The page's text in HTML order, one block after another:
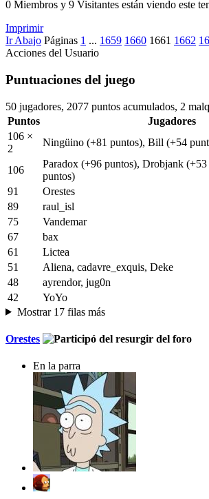
0 Miembros y 9 Visitantes están viendo este
Imprimir
Ir Abajo Páginas 1 ... 1659 1660 1661 1662
Acciones del Usuario
Puntuaciones del juego
50 jugadores, 2077 puntos acumulados, 2
Puntos
Jugadores
106 ×
2
Ningüino (+81 puntos), Bill (+54
106
Paradox (+96 puntos), Drobjank (+53
puntos)
91
Orestes
89
raul_isl
75
Vandemar
67
bax
61
Lictea
51
Aliena, cadavre_exquis, Deke
48
ayrendor, jug0n
42
YoYo
Mostrar 17 filas más
Orestes
En la parra